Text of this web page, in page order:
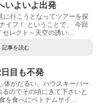
いよいよ出発
に行こうとなってツアーを探
イフ！ ということで、 今回
レクト～天空の誘い...
記事を読む
目も不発
体がだるい。ハウスキーパー
のでその頃にきて下さいと
を食べにベトナムサイ...